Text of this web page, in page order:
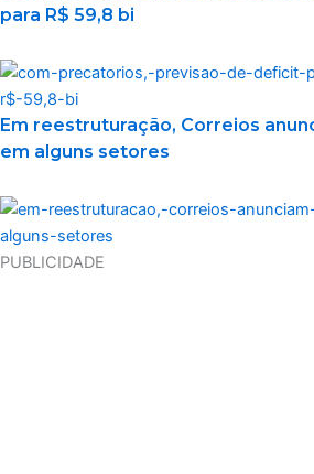
para R$ 59,8 bi
Em reestruturação, Correios
em alguns setores
PUBLICIDADE